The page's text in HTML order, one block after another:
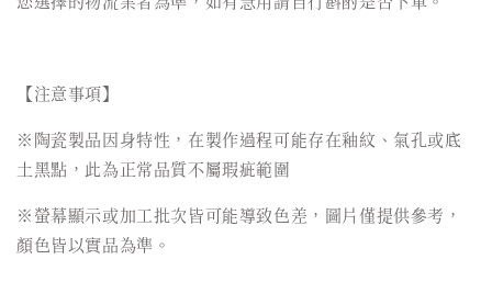
【注意事項】
※陶瓷製品因身特性，在製作過程可能存在釉紋、氣孔或底
土黑點，此為正常品質不屬瑕疵範圍
※螢幕顯示或加工批次皆可能導致色差，圖片僅提供參考，
顏色皆以實品為準。